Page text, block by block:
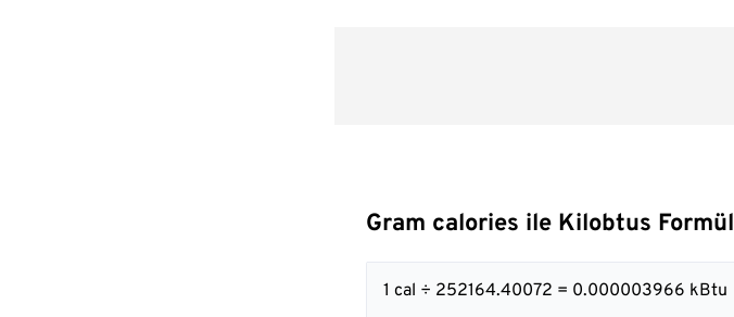
Gram calories ile Kilobtus Formül
1 cal ÷ 252164.40072 = 0.000003966 kBtu